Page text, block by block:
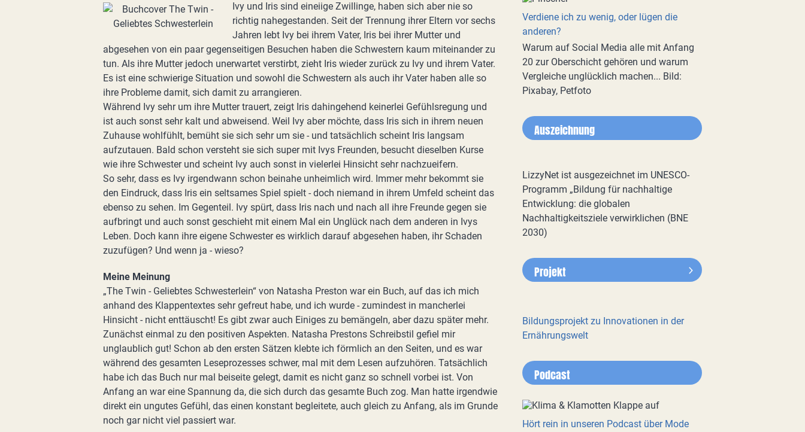
Ivy und Iris sind eineiige Zwillinge, haben sich aber nie so
richtig nahegestanden. Seit der Trennung ihrer Eltern vor sechs
Jahren lebt Ivy bei ihrem Vater, Iris bei ihrer Mutter und
abgesehen von ein paar gegenseitigen Besuchen haben die Schwestern kaum miteinander zu
tun. Als ihre Mutter jedoch unerwartet verstirbt, zieht Iris wieder zurück zu Ivy und ihrem Vater.
Es ist eine schwierige Situation und sowohl die Schwestern als auch ihr Vater haben alle so
ihre Probleme damit, sich damit zu arrangieren.
Während Ivy sehr um ihre Mutter trauert, zeigt Iris dahingehend keinerlei Gefühlsregung und
ist auch sonst sehr kalt und abweisend. Weil Ivy aber möchte, dass Iris sich in ihrem neuen
Zuhause wohlfühlt, bemüht sie sich sehr um sie - und tatsächlich scheint Iris langsam
aufzutauen. Bald schon versteht sie sich super mit Ivys Freunden, besucht dieselben Kurse
wie ihre Schwester und scheint Ivy auch sonst in vielerlei Hinsicht sehr nachzueifern.
So sehr, dass es Ivy irgendwann schon beinahe unheimlich wird. Immer mehr bekommt sie
den Eindruck, dass Iris ein seltsames Spiel spielt - doch niemand in ihrem Umfeld scheint das
ebenso zu sehen. Im Gegenteil. Ivy spürt, dass Iris nach und nach all ihre Freunde gegen sie
aufbringt und auch sonst geschieht mit einem Mal ein Unglück nach dem anderen in Ivys
Leben. Doch kann ihre eigene Schwester es wirklich darauf abgesehen haben, ihr Schaden
zuzufügen? Und wenn ja - wieso?
Meine Meinung
„The Twin - Geliebtes Schwesterlein“ von Natasha Preston war ein Buch, auf das ich mich
anhand des Klappentextes sehr gefreut habe, und ich wurde - zumindest in mancherlei
Hinsicht - nicht enttäuscht! Es gibt zwar auch Einiges zu bemängeln, aber dazu später mehr.
Zunächst einmal zu den positiven Aspekten. Natasha Prestons Schreibstil gefiel mir
unglaublich gut! Schon ab den ersten Sätzen klebte ich förmlich an den Seiten, und es war
während des gesamten Leseprozesses schwer, mal mit dem Lesen aufzuhören. Tatsächlich
habe ich das Buch nur mal beiseite gelegt, damit es nicht ganz so schnell vorbei ist. Von
Anfang an war eine Spannung da, die sich durch das gesamte Buch zog. Man hatte irgendwie
direkt ein ungutes Gefühl, das einen konstant begleitete, auch gleich zu Anfang, als im Grunde
noch gar nicht viel passiert war.
Verdiene ich zu wenig, oder lügen die
anderen?
Warum auf Social Media alle mit Anfang
20 zur Oberschicht gehören und warum
Vergleiche unglücklich machen... Bild:
Pixabay, Petfoto
Auszeichnung
LizzyNet ist ausgezeichnet im UNESCO-
Programm „Bildung für nachhaltige
Entwicklung: die globalen
Nachhaltigkeitsziele verwirklichen (BNE
2030)
Projekt
Bildungsprojekt zu Innovationen in der
Ernährungswelt
Podcast
Hört rein in unseren Podcast über Mode